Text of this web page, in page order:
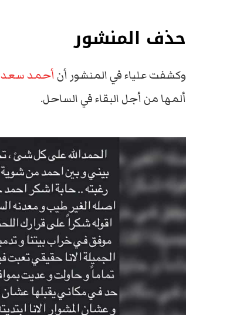
حذف المنشور
وكشفت علياء في المنشور أنأحمد سعد
ألمها من أجل البقاء في الساحل.